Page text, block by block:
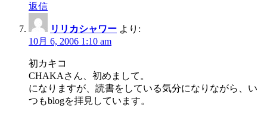
返信
リリカシャワー より:
10月 6, 2006 1:10 am
初カキコ
CHAKAさん、初めまして。
になりますが、読書をしている気分になりながら、い
つもblogを拝見しています。